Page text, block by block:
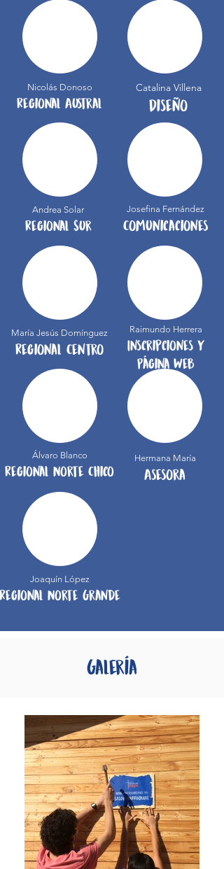
Nicolás Donoso
Regional Austral
Andrea Solar
Regional Sur
María Jesús Domínguez
Regional Centro
Álvaro Blanco
Regional Norte Chico
Joaquín López
Norte Grande
Catalina Villena
Diseño
Josefina Fernández
Comunicaciones
Raimundo Herrera
Inscripciones Y
​Página Web
Hermana María
Asesora
Galería